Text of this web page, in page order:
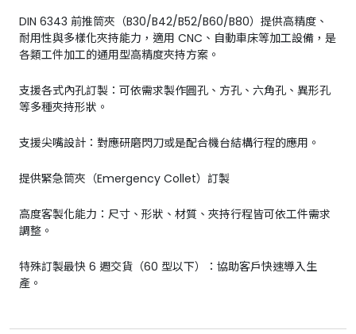
DIN 6343 前推筒夾（B30/B42/B52/B60/B80）提供高精度、
耐用性與多樣化夾持能力，適用 CNC、自動車床等加工設備，是
各類工件加工的通用型高精度夾持方案。
支援各式內孔訂製：可依需求製作圓孔、方孔、六角孔、異形孔
等多種夾持形狀。
支援尖嘴設計：對應研磨閃刀或是配合機台結構行程的應用。
提供緊急筒夾（Emergency Collet）訂製
高度客製化能力：尺寸、形狀、材質、夾持行程皆可依工件需求
調整。
特殊訂製最快 6 週交貨（60 型以下）：協助客戶快速導入生
產。